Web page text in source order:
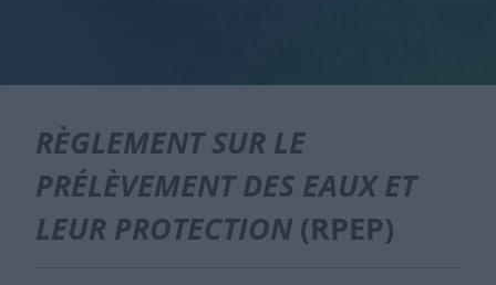
RÈGLEMENT SUR LE
PRÉLÈVEMENT DES EAUX ET
LEUR PROTECTION (RPEP)